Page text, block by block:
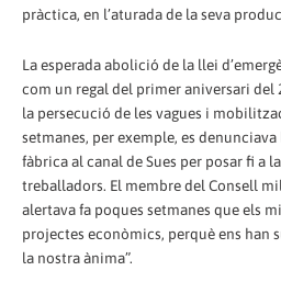
pràctica, en l’aturada de la seva
La esperada abolició de la llei
com un regal del primer aniversari del
la persecució de les vagues i
setmanes, per exemple, es
fàbrica al canal de Sues per posar fi a
treballadors. El membre del Consell
alertava fa poques setmanes que els
projectes econòmics, perquè ens han
la nostra ànima”.